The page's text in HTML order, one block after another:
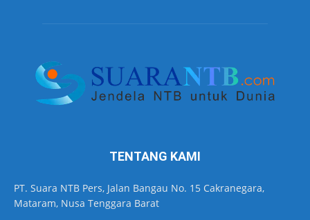
TENTANG KAMI
PT. Suara NTB Pers, Jalan Bangau No. 15 Cakranegara,
Mataram, Nusa Tenggara Barat